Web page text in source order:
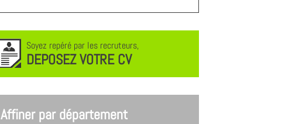
Soyez repéré par les recruteurs,
DEPOSEZ VOTRE CV
Affiner par département